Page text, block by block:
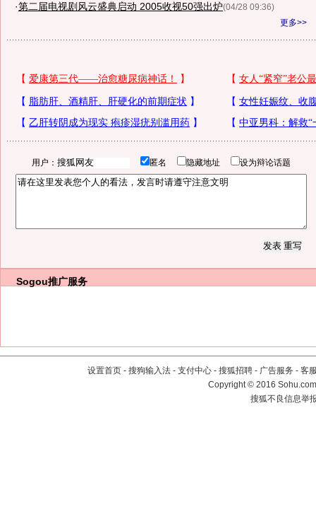
·第二届电视剧风云盛典启动 2005收视50强出炉(04/28 09:36)
更多>>
用户： 匿名 隐藏地址 设为辩论话题
Sogou推广服务
设置首页 - 搜狗输入法 - 支付中心 - 搜狐招聘 - 广告服务 - 客
Copyright©2016
搜狐不良信息举